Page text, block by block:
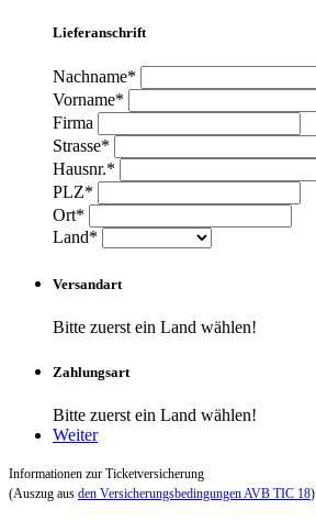
Lieferanschrift
Nachname*
Vorname*
Firma
Strasse*
Hausnr.*
PLZ*
Ort*
Land*
Versandart
Bitte zuerst ein Land wählen!
Zahlungsart
Bitte zuerst ein Land wählen!
Weiter
Informationen zur Ticketversicherung
(Auszug aus den Versicherungsbedingungen AVB TIC 18)